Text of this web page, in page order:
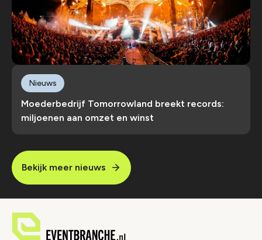
Moederbedrijf Tomorrowland breekt records:
miljoenen aan omzet en winst
Nieuws
Bekijk meer nieuws